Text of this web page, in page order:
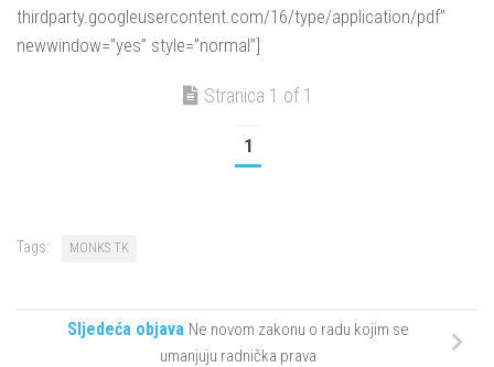
thirdparty.googleusercontent.com/16/type/application/pdf”
newwindow=”yes” style=”normal”]
Stranica 1 of 1
1
Tags: MONKS TK
Sljedeća objava Ne novom zakonu o radu kojim se
umanjuju radnička prava